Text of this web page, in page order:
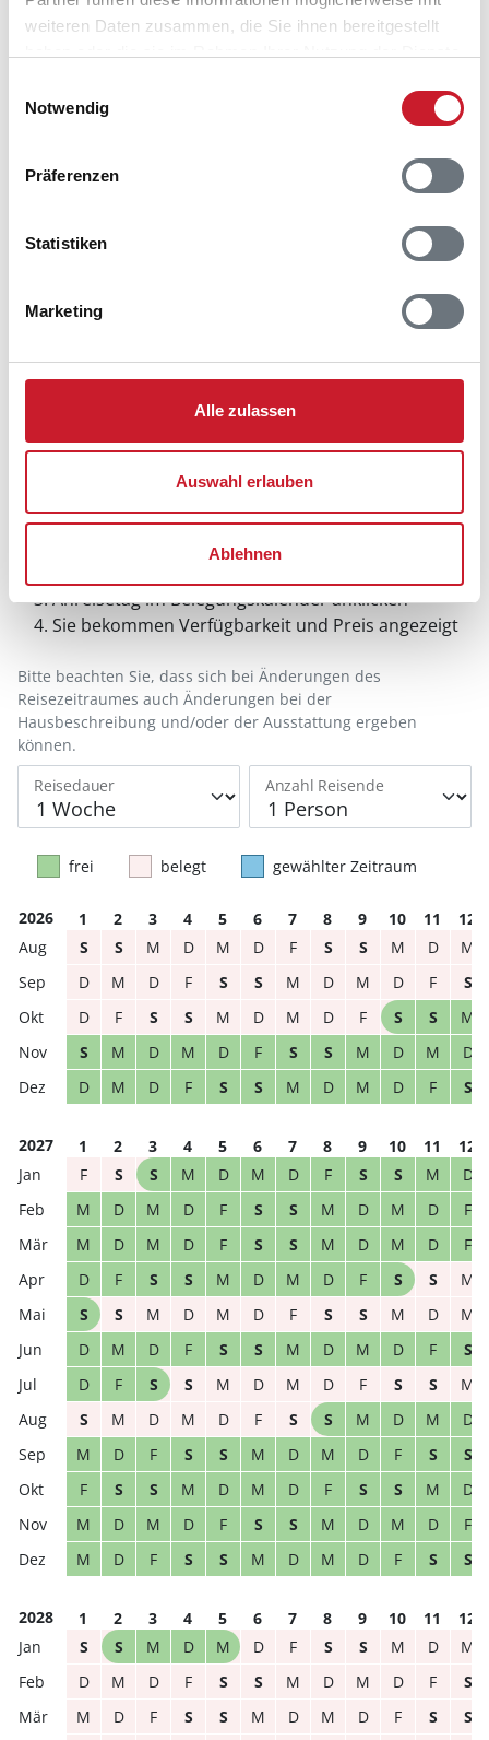
weiteren Daten zusammen, die Sie ihnen bereitgestellt
Notwendig
Präferenzen
Statistiken
Marketing
Alle zulassen
Auswahl erlauben
Ablehnen
9850 Hirtshals
Skriptblocker/AdBlocker aktiviert zu sein!
verhindert. Um die Funktionen nutzen zu können,
haben, können Sie weiterhin selbst bestimmen,
welche Funktionen genutzt werden sollen.
Belegungskalender
Reisedauer auswählen
Anreisetag im Belegungskalender anklicken
Sie bekommen Verfügbarkeit und Preis angezeigt
Reisedauer Anzahl Reisende
Bitte beachten Sie, dass sich bei Änderungen des
Reisezeitraumes auch Änderungen bei der
Hausbeschreibung und/oder der Ausstattung ergeben
können.
frei belegt gewählter Zeitraum
2026 1 2 3 4 5 6 7 8 9 10 11
12
S
S M D M D F S S M D
M
D
M D F S S M D M D F
S
D
F S S M D M D F S S
M
S
M D M D F S S M D M
D
D
M D F S S M D M D F S
2027 1 2 3 4 5 6 7 8 9 10 11
12
F
S S M D M D F S S M
D
M
D M D F S S M D M D
F
M
D M D F S S M D M D
F
D
F S S M D M D F S S
M
S
S M D M D F S S M D
M
D
M D F S S M D M D F
S
D
F S S M D M D F S S
M
S
M D M D F S S M D M
D
M
D F S S M D M D F S
S
F
S S M D M D F S S M
D
M
D M D F S S M D M D
F
M
D F S S M D M D F S S
2028 1 2 3 4 5 6 7 8 9 10 11
12
S
S M D M D F S S M D
M
D
M D F S S M D M D F
S
M
D F S S M D M D F S
S